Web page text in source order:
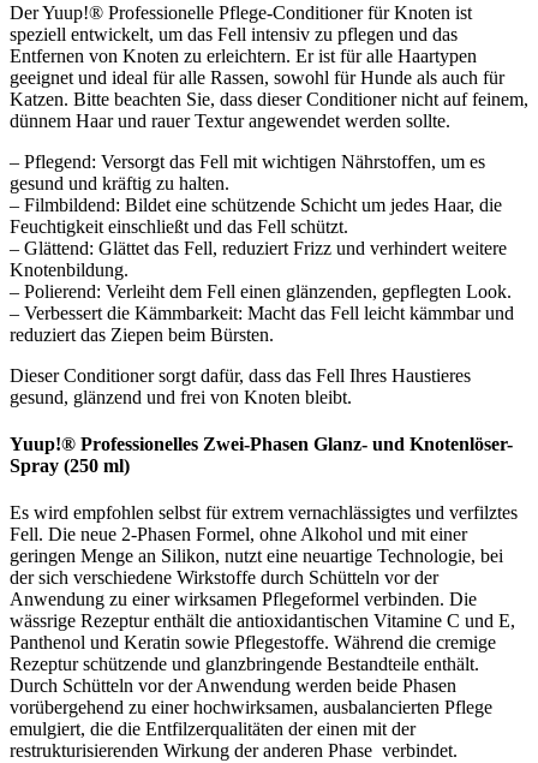
Der Yuup!® Professionelle Pflege-Conditioner für Knoten ist
speziell entwickelt, um das Fell intensiv zu pflegen und das
Entfernen von Knoten zu erleichtern. Er ist für alle Haartypen
geeignet und ideal für alle Rassen, sowohl für Hunde als auch für
Katzen. Bitte beachten Sie, dass dieser Conditioner nicht auf feinem,
dünnem Haar und rauer Textur angewendet werden sollte.
– Pflegend: Versorgt das Fell mit wichtigen Nährstoffen, um es
gesund und kräftig zu halten.
– Filmbildend: Bildet eine schützende Schicht um jedes Haar, die
Feuchtigkeit einschließt und das Fell schützt.
– Glättend: Glättet das Fell, reduziert Frizz und verhindert weitere
Knotenbildung.
– Polierend: Verleiht dem Fell einen glänzenden, gepflegten Look.
– Verbessert die Kämmbarkeit: Macht das Fell leicht kämmbar und
reduziert das Ziepen beim Bürsten.
Dieser Conditioner sorgt dafür, dass das Fell Ihres Haustieres
gesund, glänzend und frei von Knoten bleibt.
Yuup!® Professionelles Zwei-Phasen Glanz- und Knotenlöser-
Spray (250 ml)
Es wird empfohlen selbst für extrem vernachlässigtes und verfilztes
Fell. Die neue 2-Phasen Formel, ohne Alkohol und mit einer
geringen Menge an Silikon, nutzt eine neuartige Technologie, bei
der sich verschiedene Wirkstoffe durch Schütteln vor der
Anwendung zu einer wirksamen Pflegeformel verbinden. Die
wässrige Rezeptur enthält die antioxidantischen Vitamine C und E,
Panthenol und Keratin sowie Pflegestoffe. Während die cremige
Rezeptur schützende und glanzbringende Bestandteile enthält.
Durch Schütteln vor der Anwendung werden beide Phasen
vorübergehend zu einer hochwirksamen, ausbalancierten Pflege
emulgiert, die die Entfilzerqualitäten der einen mit der
restrukturisierenden Wirkung der anderen Phase verbindet.